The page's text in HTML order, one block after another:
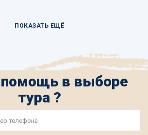
ПОКАЗАТЬ ЕЩЁ
в выборе
тура ?